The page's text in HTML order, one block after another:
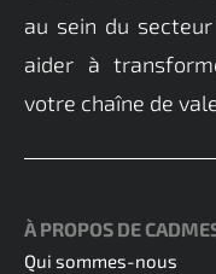
au sein du
aider à
votre chaîne de
À PROPOS DE
Qui sommes-nous